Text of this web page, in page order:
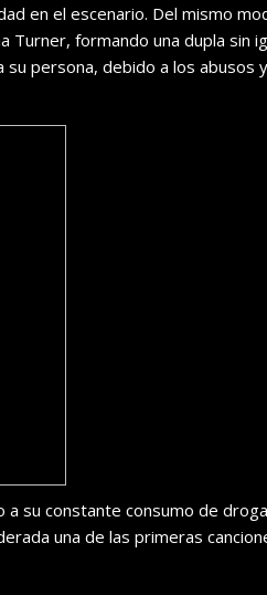
en el escenario. Del mismo
Turner, formando una dupla sin
persona, debido a los abusos y
a su constante consumo de
una de las primeras